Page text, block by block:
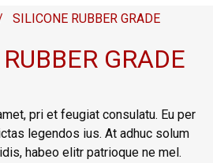
SILICONE RUBBER GRADE
GRADE
pri et feugiat consulatu. Eu per
legendos ius. At adhuc solum
habeo elitr patrioque ne mel.